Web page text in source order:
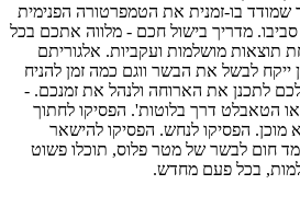
שמודד בו-זמנית את הטמפרטורה הפנימית
מדריך בישול חכם - מלווה אתכם בכל
תוצאות מושלמות ועקביות. אלגוריתם
לבשל את הבשר ווגם כמה זמן להניח
לכם לתכנן את הארוחה ולנהל את זמנכם. -
הטאבלט דרך בלוטות'. הפסיקו לחתוך
הפסיקו לנחש. הפסיקו להישאר
מד חום לבשר של מטר פלוס, תוכלו פשוט
בכל פעם מחדש.